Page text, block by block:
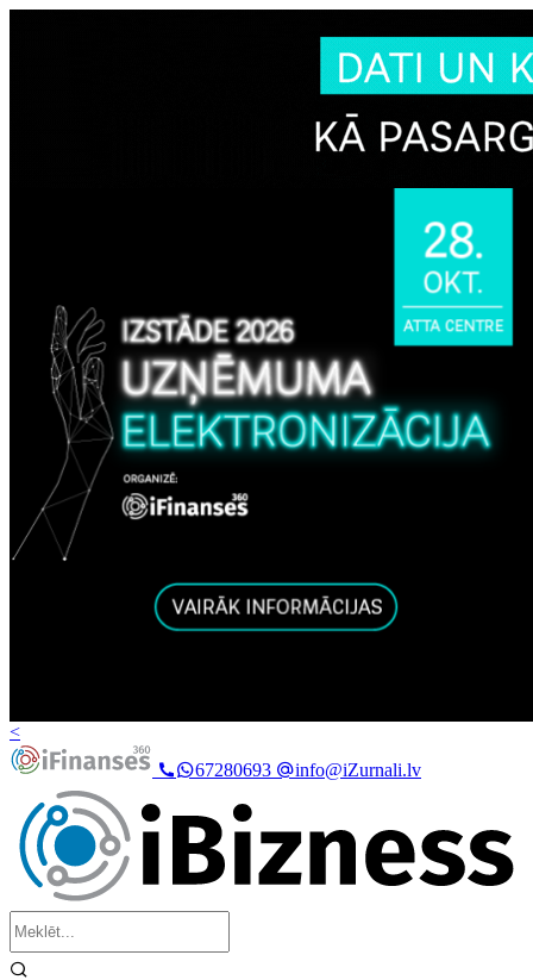
<
67280693
info@iZurnali.lv